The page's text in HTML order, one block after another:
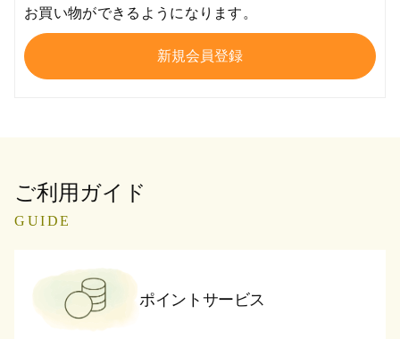
お買い物ができるようになります。
ご利用ガイド
GUIDE
ポイントサービス